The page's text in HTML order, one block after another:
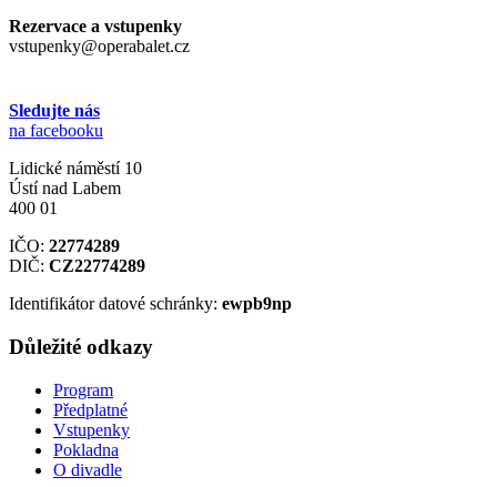
Rezervace a vstupenky
vstupenky@operabalet.cz
Sledujte nás
na facebooku
Lidické náměstí 10
Ústí nad Labem
400 01
IČO: 22774289
DIČ: CZ22774289
Identifikátor datové schránky: ewpb9np
Důležité odkazy
Program
Předplatné
Vstupenky
Pokladna
O divadle